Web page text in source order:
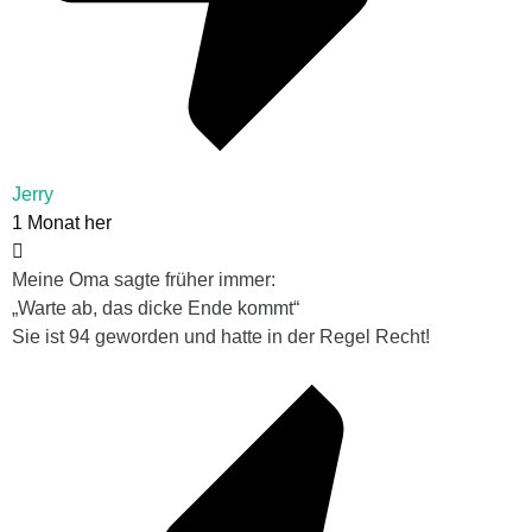
Jerry
1 Monat her
Meine Oma sagte früher immer:
„Warte ab, das dicke Ende kommt“
Sie ist 94 geworden und hatte in der Regel Recht!